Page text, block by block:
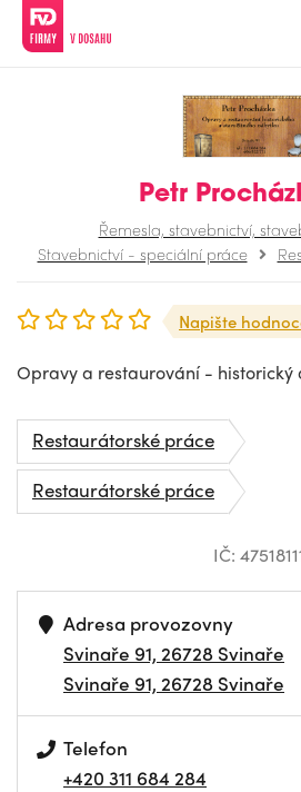
Petr
Řemesla, stavebnictví,
Stavebnictví - speciální práce
Napište
Opravy a restaurování - historický
Restaurátorské práce
Restaurátorské práce
IČ:
Adresa provozovny
Svinaře 91, 26728 Svinaře
Svinaře 91, 26728 Svinaře
Telefon
+420 311 684 284